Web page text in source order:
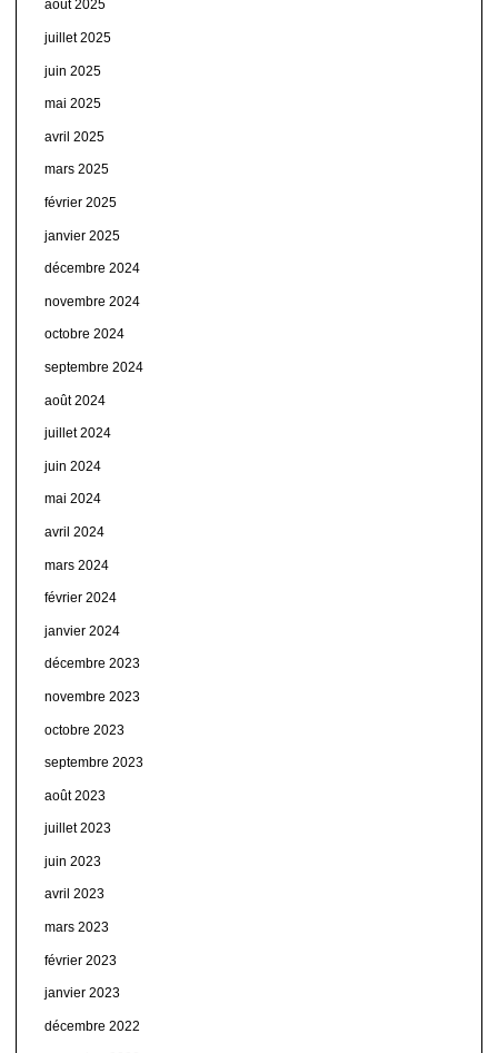
août 2025
juillet 2025
juin 2025
mai 2025
avril 2025
mars 2025
février 2025
janvier 2025
décembre 2024
novembre 2024
octobre 2024
septembre 2024
août 2024
juillet 2024
juin 2024
mai 2024
avril 2024
mars 2024
février 2024
janvier 2024
décembre 2023
novembre 2023
octobre 2023
septembre 2023
août 2023
juillet 2023
juin 2023
avril 2023
mars 2023
février 2023
janvier 2023
décembre 2022